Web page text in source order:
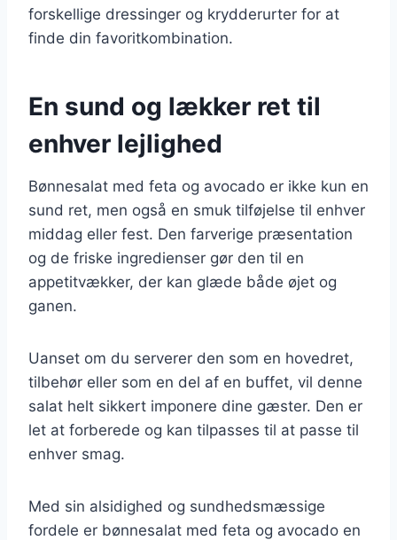
forskellige dressinger og krydderurter for at
finde din favoritkombination.
En sund og lækker ret til
enhver lejlighed
Bønnesalat med feta og avocado er ikke kun en
sund ret, men også en smuk tilføjelse til enhver
middag eller fest. Den farverige præsentation
og de friske ingredienser gør den til en
appetitvækker, der kan glæde både øjet og
ganen.
Uanset om du serverer den som en hovedret,
tilbehør eller som en del af en buffet, vil denne
salat helt sikkert imponere dine gæster. Den er
let at forberede og kan tilpasses til at passe til
enhver smag.
Med sin alsidighed og sundhedsmæssige
fordele er bønnesalat med feta og avocado en